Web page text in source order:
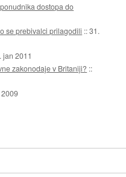
dostopa do
se prebivalci prilagodili ::31.
jan 2011
zakonodaje v Britaniji? ::